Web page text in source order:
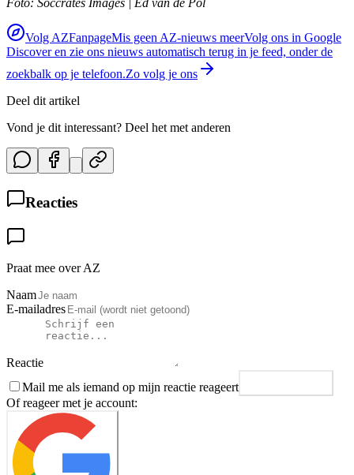
Foto: Soccrates Images | Ed van de Pol
Volg AZFanpageMis geen AZ-nieuws meerVolg ons in Google
Discover en zie ons nieuws automatisch terug in je feed, onder de
zoekbalk op je telefoon.Zo volg je ons
Deel dit artikel
Vond je dit interessant? Deel het met anderen
Reacties
Praat mee over AZ
Naam
E-mailadres
Reactie
Mail me als iemand op mijn reactie reageert
Of reageer met je account: